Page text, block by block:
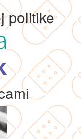
politike